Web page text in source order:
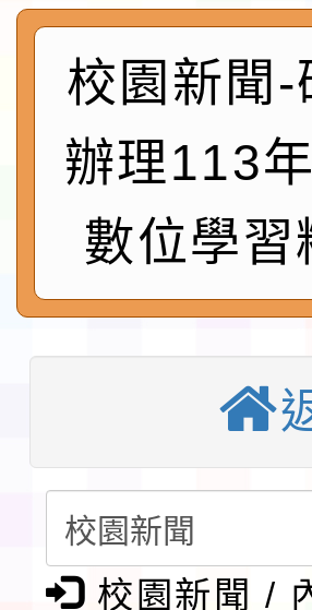
展演活動實
請一案
社團法人中
會」之「藝
本校115學
第2次招考代
告(採1次公
115 年度兒
0 小時業訓
轉知本市體
「115年桃
錦標賽」海
域)，申請變
「114-115
計畫」公費
115學年度
第3次招考代
告(不再辦理
檢送「桃園
賽實施要點
本市「115
校園新聞
辦理113
數位學
校園新聞 /